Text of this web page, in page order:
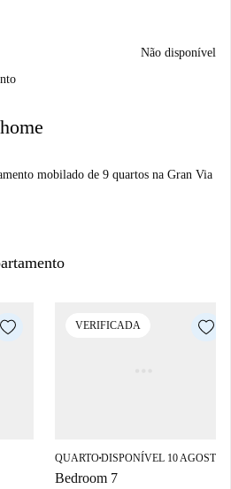
Não disponível
mobilado de 9 quartos na Gran Via
VERIFICADA
QUARTO■DISPONÍVEL 10 AGOSTO
Bedroom 7